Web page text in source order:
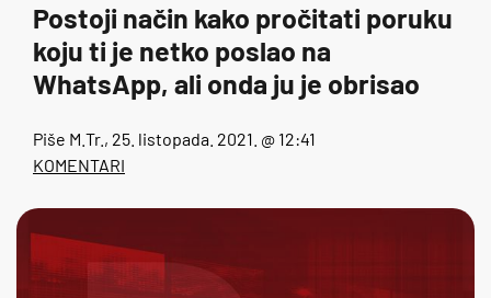
Postoji način kako pročitati poruku
koju ti je netko poslao na
WhatsApp, ali onda ju je obrisao
Piše M.Tr. , 25. listopada. 2021. @ 12:41
KOMENTARI